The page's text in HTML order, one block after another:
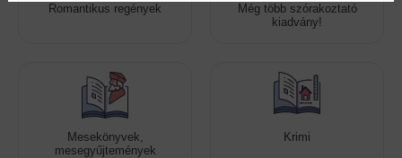
Romantikus regények
Még több szórakoztató
kiadvány!
Mesekönyvek,
mesegyűjtemények
Krimi